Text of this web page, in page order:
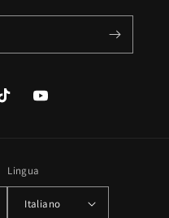
YouTube
Lingua
Italiano